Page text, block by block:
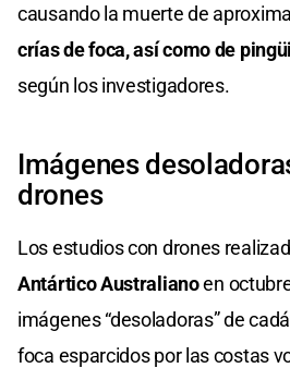
causando la muerte de
crías de foca, así como de
según los investigadores.
Imágenes
drones
Los estudios con drones
Antártico Australianoen
imágenes “desoladoras” de
foca esparcidos por las costas